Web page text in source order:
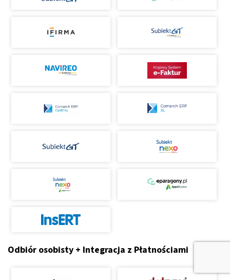
Odbiór osobisty + Integracja z Płatnościami